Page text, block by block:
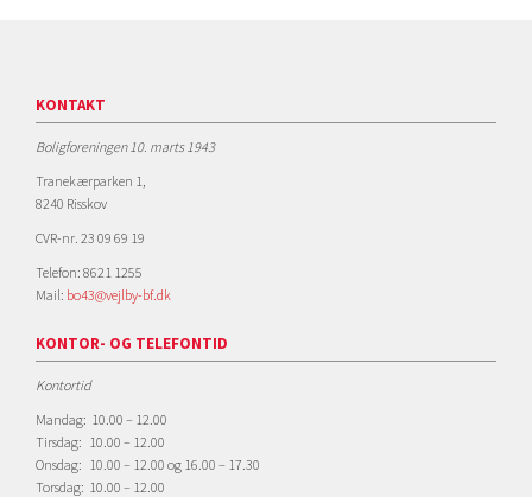
KONTAKT
Boligforeningen 10. marts 1943
Tranekærparken 1,
8240 Risskov
CVR-nr. 23 09 69 19
Telefon: 8621 1255
Mail: bo43@vejlby-bf.dk
KONTOR- OG TELEFONTID
Kontortid
Mandag: 10.00 – 12.00
Tirsdag: 10.00 – 12.00
Onsdag: 10.00 – 12.00 og 16.00 – 17.30
Torsdag: 10.00 – 12.00